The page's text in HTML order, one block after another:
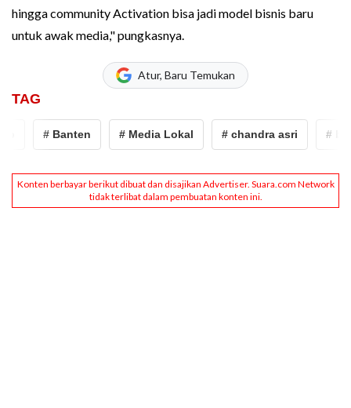
hingga community Activation bisa jadi model bisnis baru
untuk awak media," pungkasnya.
Atur, Baru Temukan
TAG
# Banten # Media Lokal # chandra asri #